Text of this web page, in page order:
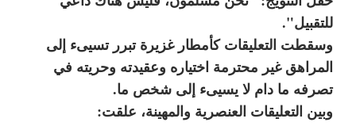
للتقبيل".
وسقطت التعليقات كأمطار غزيرة تبرر تسيىء إلى
المراهق غير محترمة اختياره وعقيدته وحريته في
تصرفه ما دام لا يسيىء إلى شخص ما.
وبين التعليقات العنصرية والمهينة، علقت: